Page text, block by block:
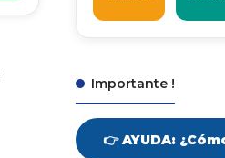
Importante !
👉 AYUDA: